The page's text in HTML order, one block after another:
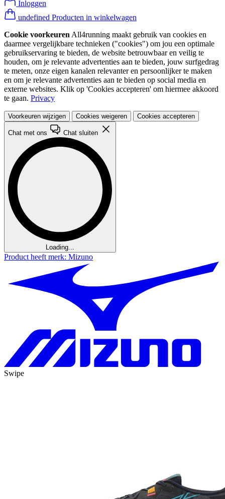
Inloggen
undefined Producten in winkelwagen
Cookie voorkeuren All4running maakt gebruik van cookies en
daarmee vergelijkbare technieken ("cookies") om jou een optimale
gebruikservaring te bieden, de website betrouwbaar en veilig te
houden, om je relevante advertenties aan te bieden, jouw surfgedrag
te meten, onze eigen kanalen relevanter en persoonlijker te maken
en om je relevante advertenties aan te bieden op social media en
externe websites. Klik op 'Cookies accepteren' om hiermee akkoord
te gaan. Privacy
Voorkeuren wijzigen Cookies weigeren Cookies accepteren
Chat met ons Chat sluiten
Loading...
Product heeft merk: Mizuno
Swipe